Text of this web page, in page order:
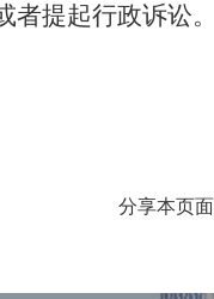
者提起行政诉讼。
分享本页面